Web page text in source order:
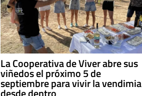
La Cooperativa de Viver abre sus
viñedos el próximo 5 de
septiembre para vivir la vendimia